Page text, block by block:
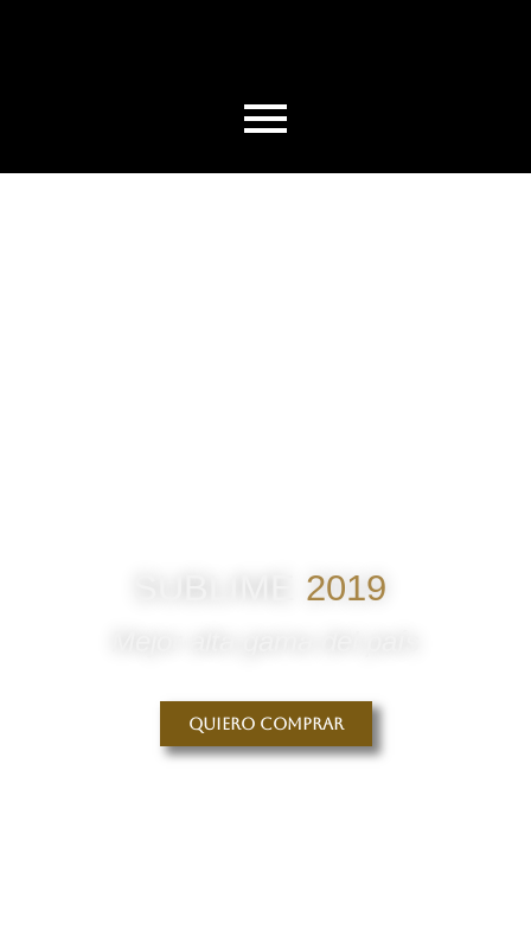
2019
Quiero comprar